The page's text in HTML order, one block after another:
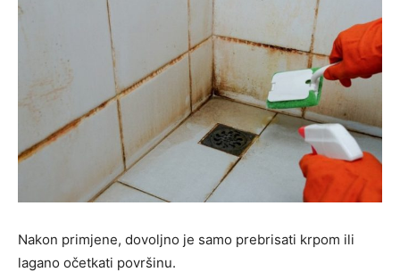
Nakon primjene, dovoljno je samo prebrisati krpom ili
lagano očetkati površinu.